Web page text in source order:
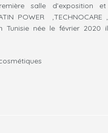
collagène, les cheveux fins et
fragiles retrouvent plus de
résistance, de souplesse et de
faciles à coiffer tout en
salle d’exposition et
POWER ,TECHNOCARE ,
Tunisie née le février 2020 il